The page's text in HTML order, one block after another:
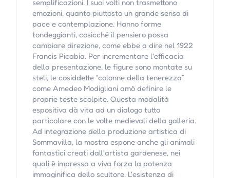
semplificazioni. I suoi volti non trasmettono
emozioni, quanto piuttosto un grande senso di
pace e contemplazione. Hanno forme
tondeggianti, cosicché il pensiero possa
cambiare direzione, come ebbe a dire nel 1922
Francis Picabia. Per incrementare l'efficacia
della presentazione, le figure sono montate su
steli, le cosiddette “colonne della tenerezza”
come Amedeo Modigliani amò definire le
proprie teste scolpite. Questa modalità
espositiva dà vita ad un dialogo tutto
particolare con le volte medievali della galleria.
Ad integrazione della produzione artistica di
Sommavilla, la mostra espone anche gli animali
fantastici creati dall'artista gardenese, nei
quali è impressa a viva forza la potenza
immaginifica dello scultore. L'esistenza di